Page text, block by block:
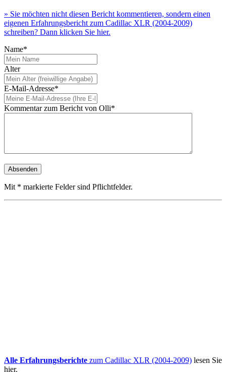
» Sie möchten nicht diesen Bericht kommentieren, sondern einen
eigenen Erfahrungsbericht zum Cadillac XLR (2004-2009)
schreiben? Dann klicken Sie hier.
Name*
Alter
E-Mail-Adresse*
Kommentar zum Bericht von Olli*
Mit * markierte Felder sind Pflichtfelder.
Alle Erfahrungsberichte zum Cadillac XLR (2004-2009) lesen Sie
hier.